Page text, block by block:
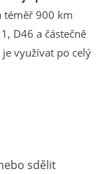
téměř 900 km
D46 a částečně
využívat po celý
sdělit